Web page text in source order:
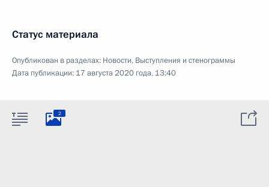
Статус материала
Опубликован в разделах: Новости, Выступления и стенограммы
Дата публикации: 17 августа 2020 года, 13:40
2